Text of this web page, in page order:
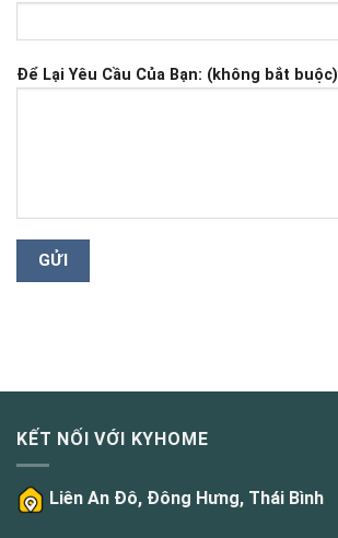
Để Lại Yêu Cầu Của Bạn: (không bắt buộc)
KẾT NỐI VỚI KYHOME
Liên An Đô, Đông Hưng, Thái Bình